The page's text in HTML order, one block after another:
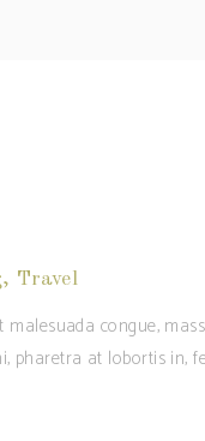
, Travel
congue,
pharetra at lobortis in,